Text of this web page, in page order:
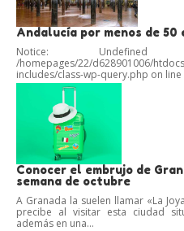
Andalucía por menos de 50
Notice:
/homepages/22/d628901006/
includes/class-wp-query.php on line
Conocer el embrujo de
semana de octubre
A Granada la suelen llamar «La
precibe al visitar esta ciudad
además en una...